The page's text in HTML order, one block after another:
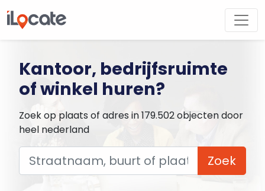
Kantoor, bedrijfsruimte
of winkel huren?
Zoek op plaats of adres in 179.502 objecten door
heel nederland
Zoek